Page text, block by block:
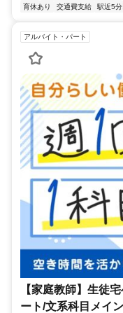
育休あり
交通費支給 駅近5分
アルバイト・パート
【家庭教師】生徒
ート/文系科目メイ